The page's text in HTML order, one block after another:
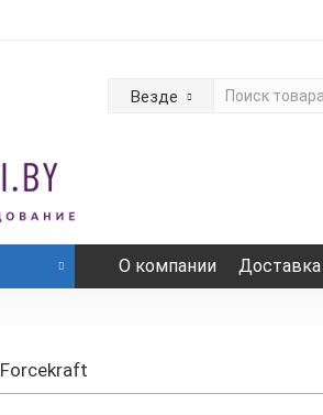
Везде
О компании Доставка
Forcekraft